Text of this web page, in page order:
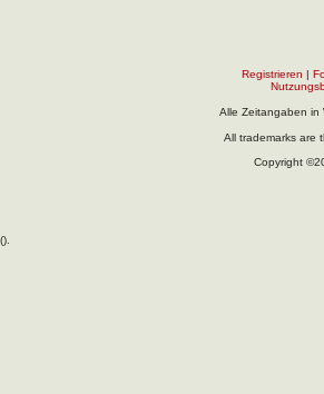
Registrieren |
Alle Zeitangaben in
All trademarks are
Copyright
().